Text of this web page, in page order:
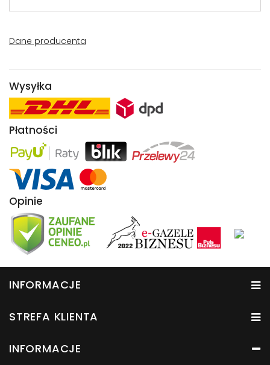
Dane producenta
Wysyłka
Płatności
Opinie
INFORMACJE
STREFA KLIENTA
INFORMACJE